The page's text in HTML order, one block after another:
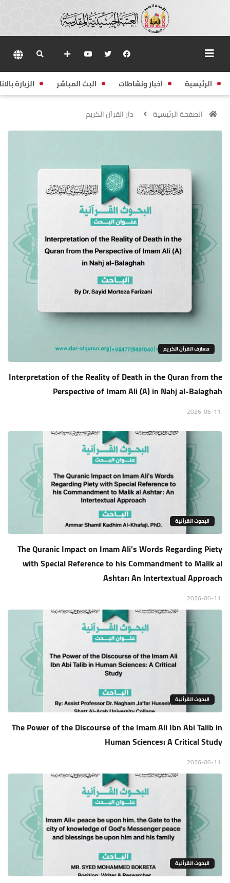
الرئيسية اخبار ونشاطات البث المباشر الزيارة
الصفحة الرئيسية دار القرآن الكريم
معارف القرآن الكريم
Interpretation of the Reality of Death in the Quran from the
Perspective of Imam Ali (A) in Nahj al-Balaghah
البحوث القرأنية
The Quranic Impact on Imam Ali's Words Regarding Piety
with Special Reference to his Commandment to Malik al
Ashtar: An Intertextual Approach
البحوث القرأنية
The Power of the Discourse of the Imam Ali Ibn Abi Talib in
Human Sciences: A Critical Study
البحوث القرأنية